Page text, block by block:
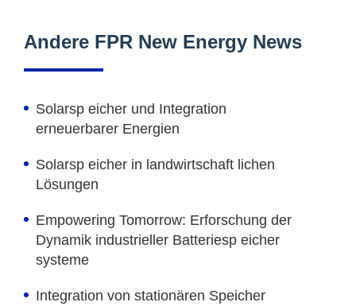
Andere FPR New Energy News
Solarsp eicher und Integration
erneuerbarer Energien
Solarsp eicher in landwirtschaft lichen
Lösungen
Empowering Tomorrow: Erforschung der
Dynamik industrieller Batteriesp eicher
systeme
Integration von stationären Speicher